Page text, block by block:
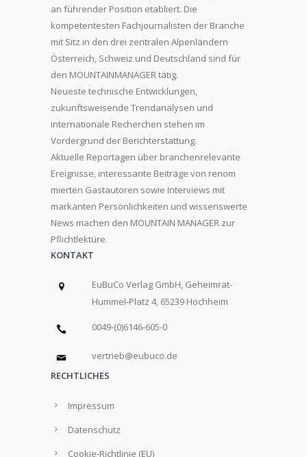
an führender Position etabliert. Die
kompetentesten Fachjournalisten der Branche
mit Sitz in den drei zentralen Alpenländern
Österreich, Schweiz und Deutschland sind für
den MOUNTAINMANAGER tätig.
Neueste technische Entwicklungen,
zukunftsweisende Trendanalysen und
internationale Recherchen stehen im
Vordergrund der Berichterstattung.
Aktuelle Reportagen über branchenrelevante
Ereignisse, interessante Beiträge von renom
mierten Gastautoren sowie Interviews mit
markanten Persönlichkeiten und wissenswerte
News machen den MOUNTAIN MANAGER zur
Pflichtlektüre.
KONTAKT
EuBuCo Verlag GmbH, Geheimrat-
Hummel-Platz 4, 65239 Hochheim
0049-(0)6146-605-0
vertrieb@eubuco.de
RECHTLICHES
Impressum
Datenschutz
Cookie-Richtlinie (EU)